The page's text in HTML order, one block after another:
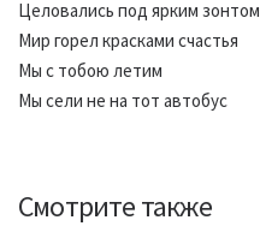
Целовались под ярким зонтом
Мир горел красками счастья
Мы с тобою летим
Мы сели не на тот автобус
Смотрите также